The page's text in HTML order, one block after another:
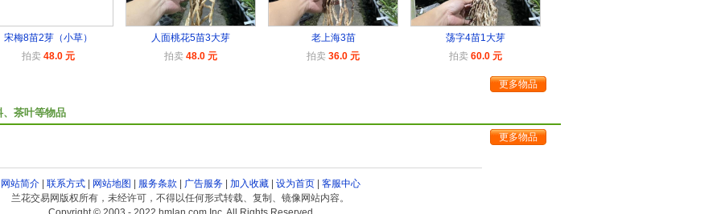
宋梅8苗2芽（小草）
拍卖 48.0 元
人面桃花5苗3大芽
拍卖 48.0 元
老上海3苗
拍卖 36.0 元
荡字4苗1大芽
拍卖 60.0 元
更多物品
、茶叶等物品
更多物品
网站简介| 联系方式| 网站地图 | 服务条款 | 广告服务| 加入收藏| 设为首页| 客服中心
兰花交易网版权所有，未经许可，不得以任何形式转载、复制、镜像网站内容。